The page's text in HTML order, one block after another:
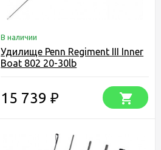
В наличии
Удилище Penn Regiment III Inner
Boat 802 20-30lb
15 739₽